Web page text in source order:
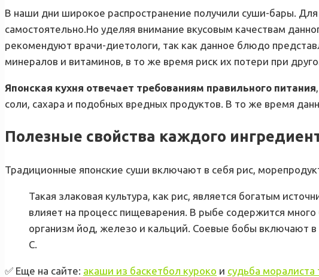
В наши дни широкое распространение получили суши-бары.
самостоятельно.Но уделяя внимание вкусовым качествам
рекомендуют врачи-диетологи, так как данное блюдо
минералов и витаминов, в то же время риск их потери при
Японская кухня отвечает требованиям правильного питания
соли, сахара и подобных вредных продуктов. В то же время
Полезные свойства каждого
Традиционные японские суши включают в себя рис,
Такая злаковая культура, как рис, является богатым
влияет на процесс пищеварения. В рыбе содержится
организм йод, железо и кальций. Соевые бобы включают
С.
✅ Еще на сайте: акаши из баскетбол куроко и судьба моралиста